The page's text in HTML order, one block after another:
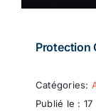
Protection
Catégories:
Publié le :